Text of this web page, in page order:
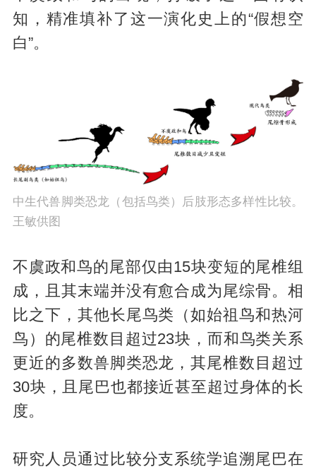
知，精准填补了这一演化史上的“假想空
白”。
中生代兽脚类恐龙（包括鸟类）后肢形态多样性比较。
王敏供图
不虞政和鸟的尾部仅由15块变短的尾椎组
成，且其末端并没有愈合成为尾综骨。相
比之下，其他长尾鸟类（如始祖鸟和热河
鸟）的尾椎数目超过23块，而和鸟类关系
更近的多数兽脚类恐龙，其尾椎数目超过
30块，且尾巴也都接近甚至超过身体的长
度。
研究人员通过比较分支系统学追溯尾巴在